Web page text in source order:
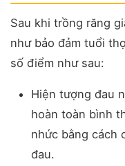
Sau khi trồng răng
như bảo đảm tuổi
số điểm như sau:
Hiện tượng đau
hoàn toàn bình
nhức bằng cách
đau.